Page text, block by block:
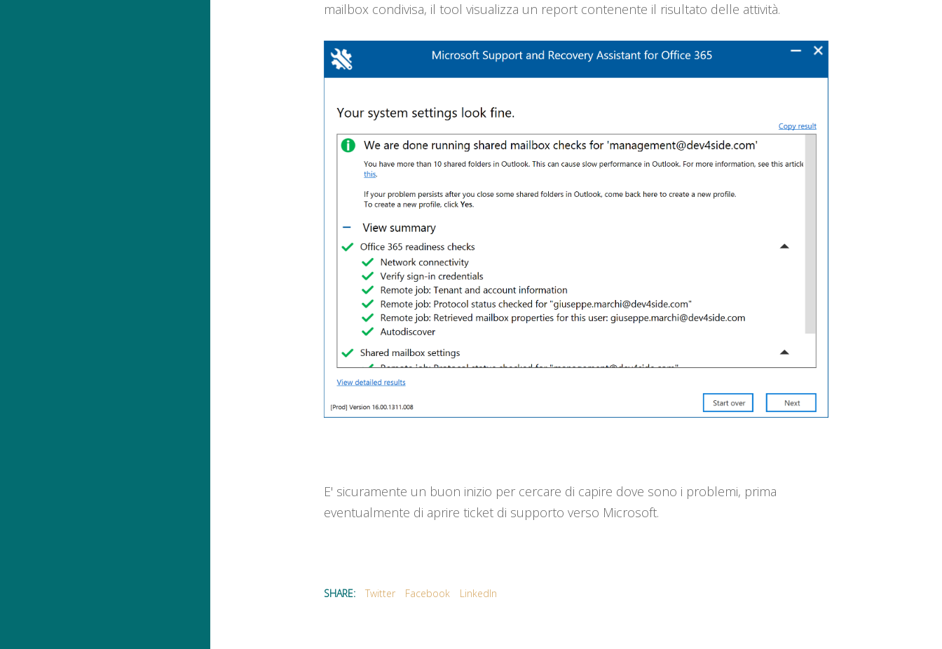
mailbox condivisa, il tool visualizza un report contenente il risultato delle attività.
E' sicuramente un buon inizio per cercare di capire dove sono i problemi, prima
eventualmente di aprire ticket di supporto verso Microsoft.
SHARE: Twitter Facebook LinkedIn